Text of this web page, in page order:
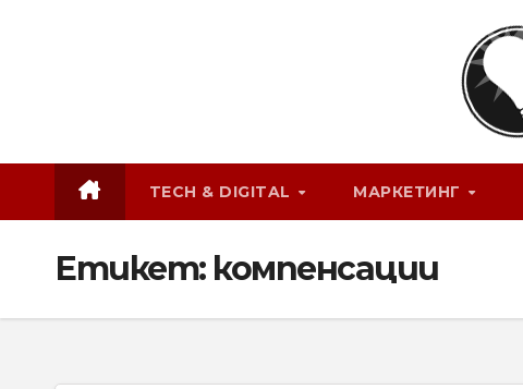
TECH & DIGITAL МАРКЕТИНГ
Етикет: компенсации